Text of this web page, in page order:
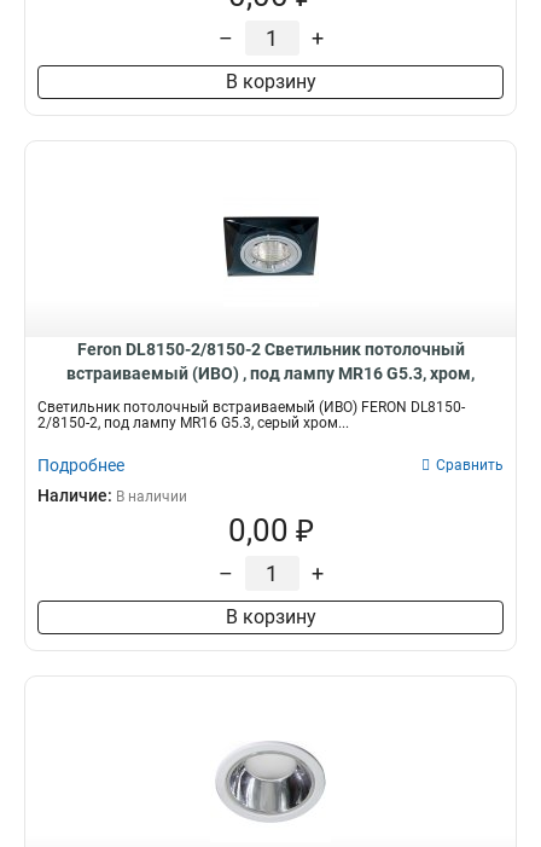
– +
В корзину
Feron DL8150-2/8150-2 Светильник потолочный
встраиваемый (ИВО) , под лампу MR16 G5.3, хром,
квадрат 18641
Светильник потолочный встраиваемый (ИВО) FERON DL8150-
2/8150-2, под лампу MR16 G5.3, серый хром...
Подробнее Сравнить
Наличие: В наличии
0,00 ₽
– +
В корзину